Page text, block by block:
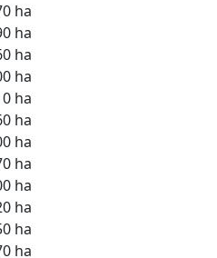
ha
ha
ha
ha
ha
ha
ha
ha
ha
ha
ha
ha